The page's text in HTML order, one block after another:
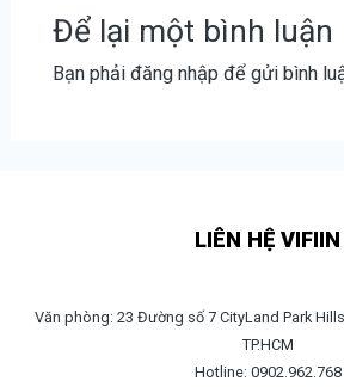
Để lại một bình luận
Bạn phải đăng nhậpđể gửi bình
LIÊN HỆ VIFIIN
Văn phòng: 23 Đường số 7 CityLand Park
TP.HCM
Hotline: 0902.962.768